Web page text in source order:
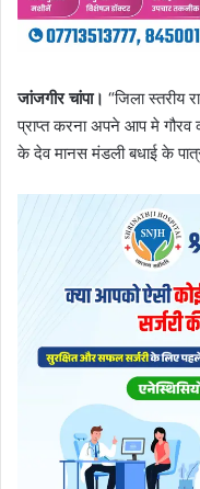
जांजगीर चांपा। “जिला स्तरीय
प्राप्त करना अपने आप मे गौरव
के देव मानस मंडली बधाई के